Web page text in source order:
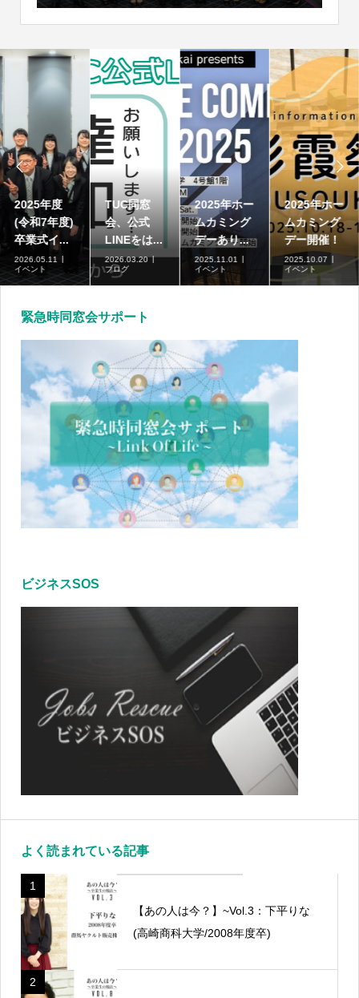

高崎商科大
学短期大学
部の募集...
2026.07.01
ブログ
2025年度
(令和7年度)
卒業式イ...
2026.05.11
イベント
TUC同窓
会、公式
LINEをは...
2026.03.20
ブログ
2025年ホー
ムカミング
デーあり...
2025.11.01
イベント

緊急時同窓会サポート
ビジネスSOS
よく読まれている記事
1
【あの人は今？】~Vol.3：下平りな
(高崎商科大学/2008年度卒)
2